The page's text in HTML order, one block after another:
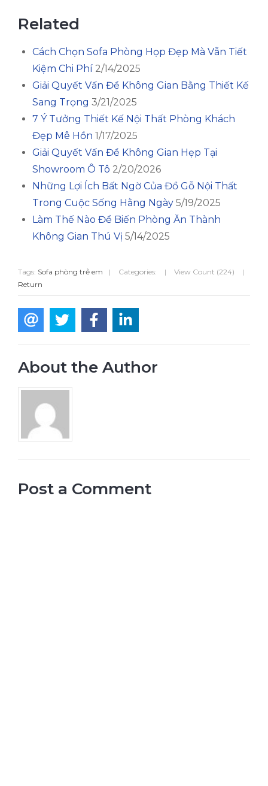
Related
Cách Chọn Sofa Phòng Họp Đẹp Mà Vẫn Tiết
Kiệm Chi Phí 2/14/2025
Giải Quyết Vấn Đề Không Gian Bằng Thiết Kế
Sang Trọng 3/21/2025
7 Ý Tưởng Thiết Kế Nội Thất Phòng Khách
Đẹp Mê Hồn 1/17/2025
Giải Quyết Vấn Đề Không Gian Hẹp Tại
Showroom Ô Tô 2/20/2026
Những Lợi Ích Bất Ngờ Của Đồ Gỗ Nội Thất
Trong Cuộc Sống Hằng Ngày 5/19/2025
Làm Thế Nào Để Biến Phòng Ăn Thành
Không Gian Thú Vị 5/14/2025
Tags: Sofa phòng trẻ em | Categories: | View Count (224)
|
Return
About the Author
Post a Comment